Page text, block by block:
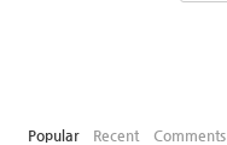
Popular Recent Comments